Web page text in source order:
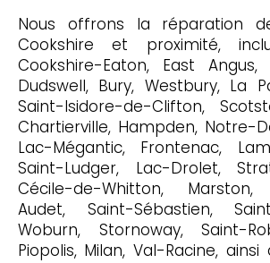
Nous offrons la réparation
Cookshire et proximité,
Cookshire-Eaton, East
Dudswell, Bury, Westbury, La
Saint-Isidore-de-Clifton,
Chartierville, Hampden, Notre-
Lac-Mégantic, Frontenac,
Saint-Ludger, Lac-Drolet,
Cécile-de-Whitton, Marston,
Audet, Saint-Sébastien,
Woburn, Stornoway, Saint-
Piopolis, Milan, Val-Racine,